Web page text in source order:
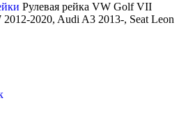
Рулевая рейка VW Golf VII
2020, Audi A3 2013-, Seat Leon